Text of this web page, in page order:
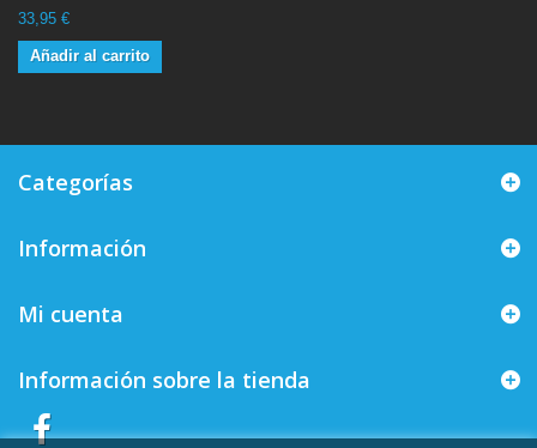
33,95 €
Añadir al carrito
Categorías
Información
Mi cuenta
Información sobre la tienda